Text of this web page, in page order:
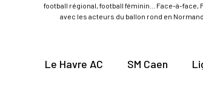
football régional, football féminin... Face-à-
avec les acteurs du ballon rond en
Le Havre AC SM Caen